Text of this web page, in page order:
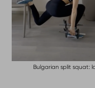
Bulgarian split squat: